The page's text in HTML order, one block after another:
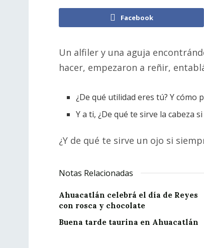
Facebook
Un alfiler y una aguja
hacer, empezaron a reñir,
¿De qué utilidad eres tú? Y cómo
Y a ti, ¿De qué te sirve la cabeza
¿Y de qué te sirve un ojo si
Notas Relacionadas
Ahuacatlán celebrá el día de Reyes
con rosca y chocolate
Buena tarde taurina en Ahuacatlán